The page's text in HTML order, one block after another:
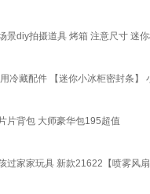
景diy拍摄道具 烤箱 注意尺寸 迷
冷藏配件 【迷你小冰柜密封条】
片背包 大师豪华包195超值
过家家玩具 新款21622【喷雾风